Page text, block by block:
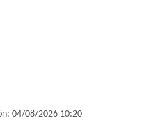
04/08/2026 10:20